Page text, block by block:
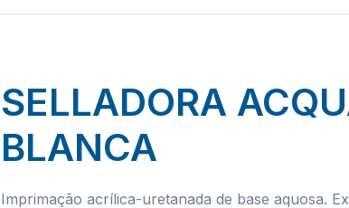
SELLADORA
BLANCA
Imprimação acrílica-uretanada de base aquosa.